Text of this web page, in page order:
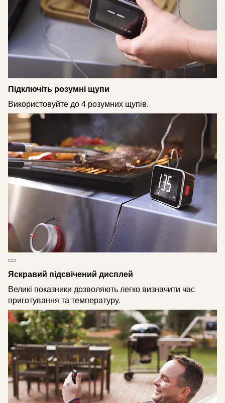
Підключіть розумні щупи
Використовуйте до 4 розумних щупів.
Яскравий підсвічений дисплей
Великі показники дозволяють легко визначити час
приготування та температуру.